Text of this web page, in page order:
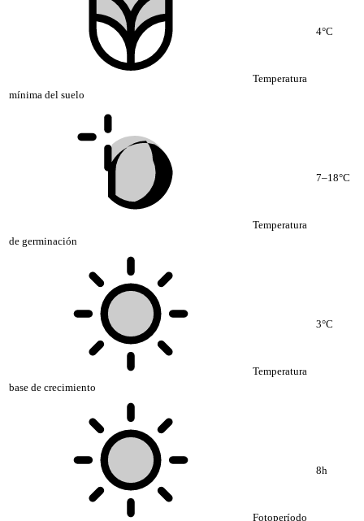
Temperatura
mínima del suelo
4°C
Temperatura
de germinación
7–18°C
Temperatura
base de crecimiento
3°C
Fotoperíodo
8h